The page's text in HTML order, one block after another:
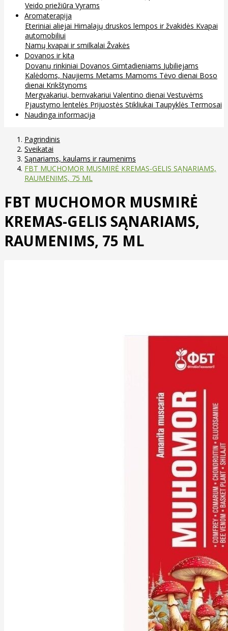
Veido priežiūra Vyrams
Aromaterapija
Eteriniai aliejai Himalajų druskos lempos ir žvakidės Kvapai
automobiliui
Namų kvapai ir smilkalai Žvakės
Dovanos ir kita
Dovanų rinkiniai Dovanos Gimtadieniams Jubiliejams
Kalėdoms, Naujiems Metams Mamoms Tėvo dienai Boso
dienai Krikštynoms
Mergvakariui, bernvakariui Valentino dienai Vestuvėms
Pjaustymo lentelės Prijuostės Stikliukai Taupyklės Termosai
Naudinga informacija
Pagrindinis
Sveikatai
Sąnariams, kaulams ir raumenims
FBT MUCHOMOR MUSMIRĖ KREMAS-GELIS SĄNARIAMS,
RAUMENIMS, 75 ML
FBT MUCHOMOR MUSMIRĖ
KREMAS-GELIS SĄNARIAMS,
RAUMENIMS, 75 ML